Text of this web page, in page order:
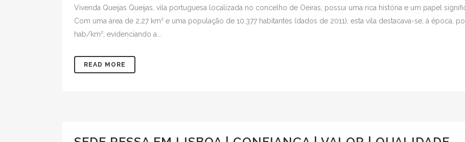
Vivenda Queijas Queijas, vila portuguesa localizada no concelho de Oeiras, possui uma rica história e um papel
Com uma área de 2,27 km² e uma população de 10.377 habitantes (dados de 2011), esta vila destacava-se, à época,
hab/km², evidenciando a...
READ MORE